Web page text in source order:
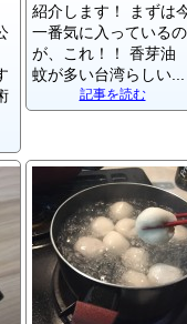
紹介します！ まずは
一番気に入っているの
が、これ！！ 香芽油
蚊が多い台湾らしい...
記事を読む